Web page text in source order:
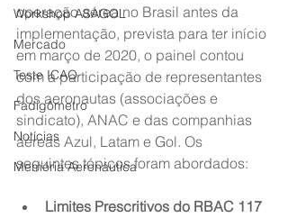
Workshop ASAGOL
Mercado
Teste ICAO
Fadigômetro
Notícias
Memória Aeronáutica
operação aérea no Brasil antes da
implementação, prevista para ter início
em março de 2020, o painel contou
com a participação de representantes
dos aeronautas (associações e
sindicato), ANAC e das companhias
aéreas Azul, Latam e Gol. Os
seguintes tópicos foram abordados:
Limites Prescritivos do RBAC 117